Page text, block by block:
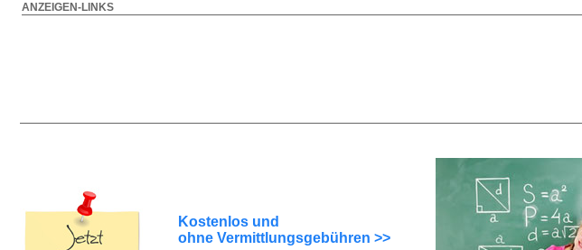
ANZEIGEN-LINKS
Kostenlos und
ohne Vermittlungsgebühren >>